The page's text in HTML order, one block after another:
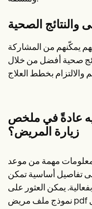
الصحية
يمكّنهم من المشاركة
صحية أفضل من خلال
عادةً في ملخص
زيارة المريض؟
مهمة من موعد
تفاصيل أساسية تمكن
يمكن العثور على
نموذج ملف مريض pdf يتضمن جميع هذه المعلومات بشكل